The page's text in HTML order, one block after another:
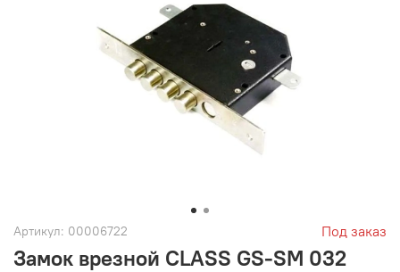
Артикул: 00006722 Под заказ
Замок врезной CLASS GS-SM 032